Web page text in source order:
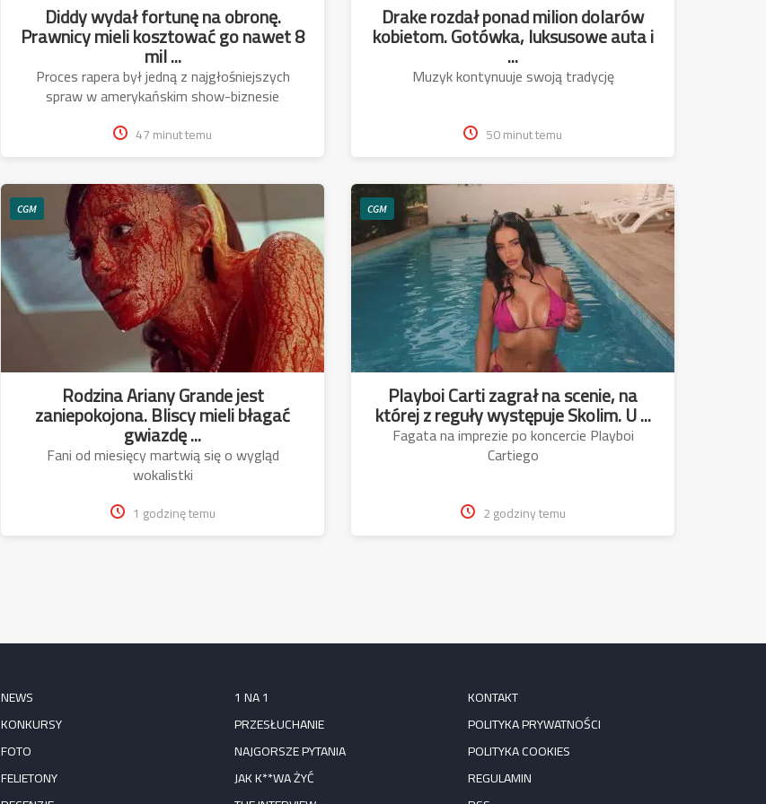
Diddy wydał fortunę na obronę.
Prawnicy mieli kosztować go nawet 8
mil ...
Proces rapera był jedną z najgłośniejszych
spraw w amerykańskim show-biznesie
47 minut temu
Drake rozdał ponad milion dolarów
kobietom. Gotówka, luksusowe auta i
...
Muzyk kontynuuje swoją tradycję
50 minut temu
CGM
Rodzina Ariany Grande jest
zaniepokojona. Bliscy mieli błagać
gwiazdę ...
Fani od miesięcy martwią się o wygląd
wokalistki
1 godzinę temu
CGM
Playboi Carti zagrał na scenie, na
której z reguły występuje Skolim. U ...
Fagata na imprezie po koncercie Playboi
Cartiego
2 godziny temu
NEWS
KONKURSY
FOTO
FELIETONY
1 NA 1
PRZESŁUCHANIE
NAJGORSZE PYTANIA
JAK K**WA ŻYĆ
KONTAKT
POLITYKA PRYWATNOŚCI
POLITYKA COOKIES
REGULAMIN